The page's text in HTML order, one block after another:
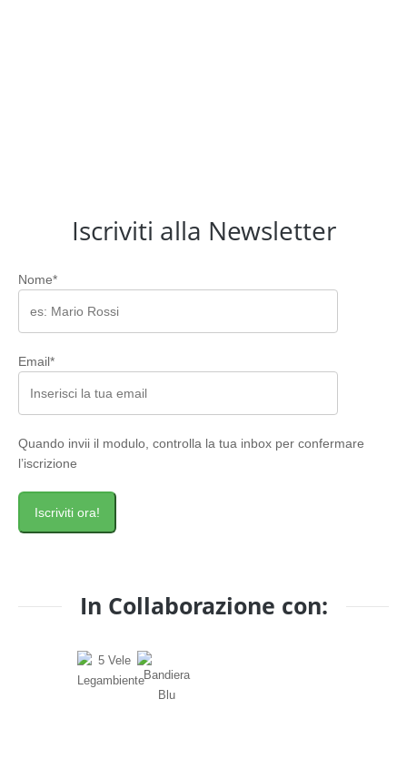
Iscriviti alla Newsletter
Nome*
Email*
Quando invii il modulo, controlla la tua inbox per confermare
l’iscrizione
Iscriviti ora!
In Collaborazione con: